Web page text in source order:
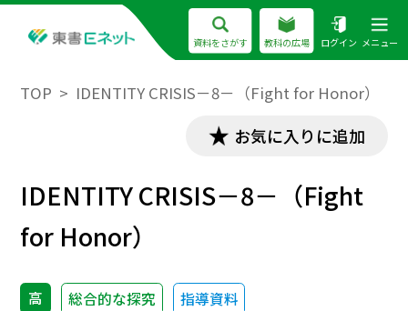
資料をさがす 教科の広場 ログイン メニュー
TOP IDENTITY CRISIS－8－（Fight for Honor）
お気に入りに追加
IDENTITY CRISIS－8－（Fight
for Honor）
高 総合的な探究 指導資料